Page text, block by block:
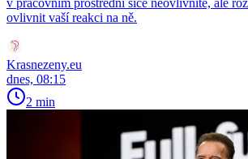
ovlivnit vaší reakci na ně.
Krasnezeny.eu
dnes, 08:15
2 min